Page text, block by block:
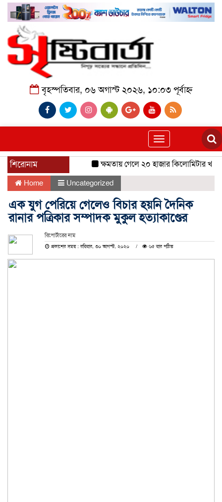
বৃহস্পতিবার, ০৬ অগাস্ট ২০২৬, ১০:০৩ পূর্বাহ্ন
Toggle
navigation
শিরোনাম ক্ষমতায় গেলে ২০ হাজার কিলোমিটার খাল
Home Uncategorized
এক যুগ পেরিয়ে গেলেও বিচার হয়নি দৈনিক
রানার পত্রিকার সম্পাদক মুকুল হত্যাকাণ্ডের
রিপোর্টারের নাম
প্রকাশের সময় : রবিবার, ৩০ আগস্ট, ২০২০
৬৫ বার পঠিত